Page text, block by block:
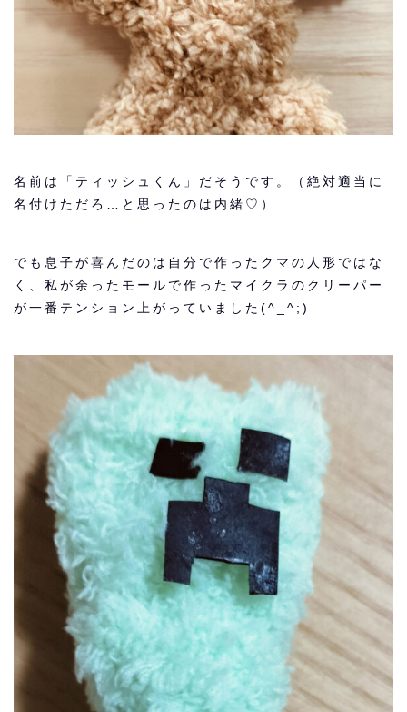
名前は「ティッシュくん」だそうです。（絶対適当に
名付けただろ…と思ったのは内緒♡）
でも息子が喜んだのは自分で作ったクマの人形ではな
く、私が余ったモールで作ったマイクラのクリーパー
が一番テンション上がっていました(^_^;)